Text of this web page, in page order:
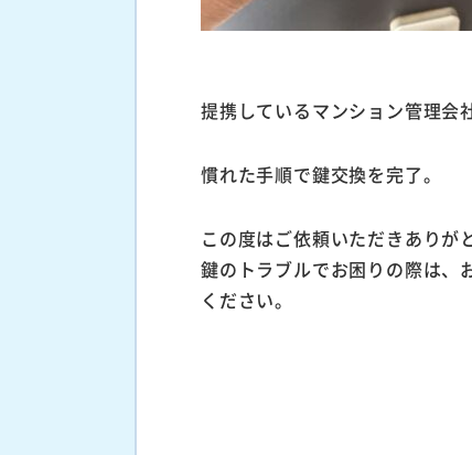
提携しているマンション管理会
慣れた手順で鍵交換を完了。
この度はご依頼いただきありが
鍵のトラブルでお困りの際は、
ください。